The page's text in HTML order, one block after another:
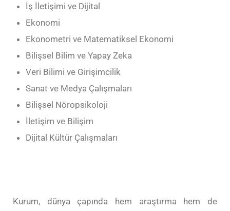
İş İletişimi ve Dijital
Ekonomi
Ekonometri ve Matematiksel Ekonomi
Bilişsel Bilim ve Yapay Zeka
Veri Bilimi ve Girişimcilik
Sanat ve Medya Çalışmaları
Bilişsel Nöropsikoloji
İletişim ve Bilişim
Dijital Kültür Çalışmaları
Kurum, dünya çapında hem araştırma hem de